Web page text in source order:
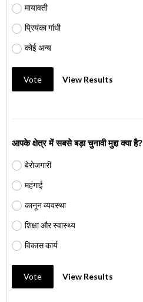
मायावती
प्रियंका गांधी
कोई अन्य
Vote View Results
आपके क्षेत्र में सबसे बड़ा चुनावी मुद्दा क्या है?
बेरोजगारी
महंगाई
कानून व्यवस्था
शिक्षा और स्वास्थ्य
विकास कार्य
Vote View Results